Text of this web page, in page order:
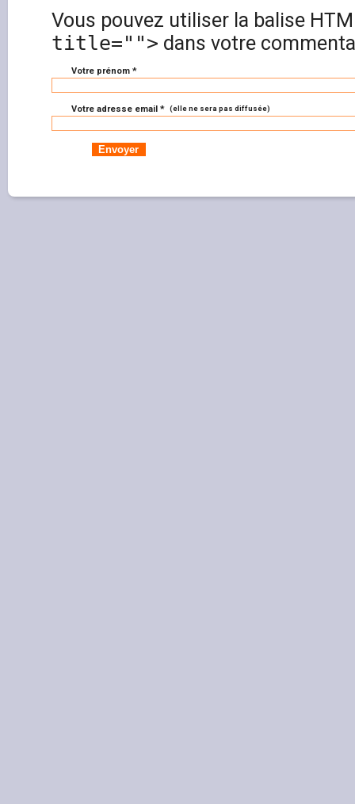
Vous pouvez utiliser la balise
title=""> dans votre
Votre prénom *
Votre adresse email * (elle ne sera pas diffusée)